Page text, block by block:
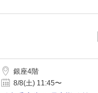
銀座4階
8/8(土) 11:45〜